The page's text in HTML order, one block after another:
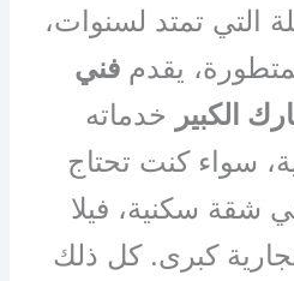
التي تمتد لسنوات،
يقدمفني
الكبير خدماته
سواء كنت تحتاج
شقة سكنية، فيلا
كبرى. كل ذلك